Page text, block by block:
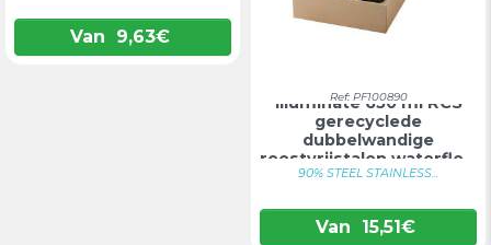
Van 9,63€
Ref: PF100890
Illuminate 650 ml RCS
gerecyclede
dubbelwandige
roestvrijstalen waterfle...
90% STEEL STAINLESS...
Van 15,51€